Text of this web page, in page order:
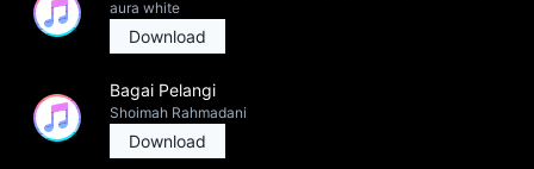
aura white
Download
Bagai Pelangi
Shoimah Rahmadani
Download